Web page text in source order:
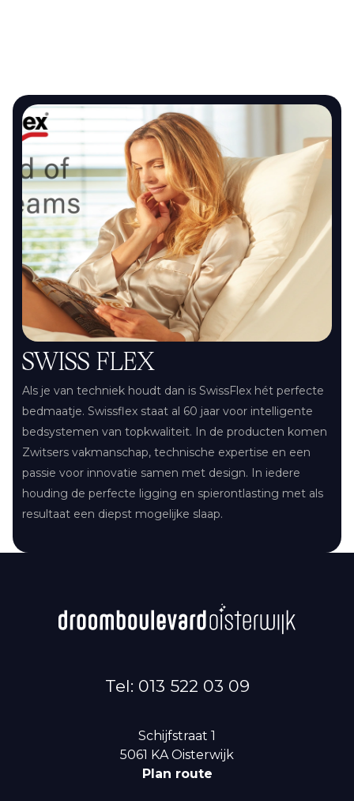
SWISS FLEX
Als je van techniek houdt dan is SwissFlex hét perfecte
bedmaatje. Swissflex staat al 60 jaar voor intelligente
bedsystemen van topkwaliteit. In de producten komen
Zwitsers vakmanschap, technische expertise en een
passie voor innovatie samen met design. In iedere
houding de perfecte ligging en spierontlasting met als
resultaat een diepst mogelijke slaap.
Tel: 013 522 03 09
Schijfstraat 1
5061 KA Oisterwijk
Plan route